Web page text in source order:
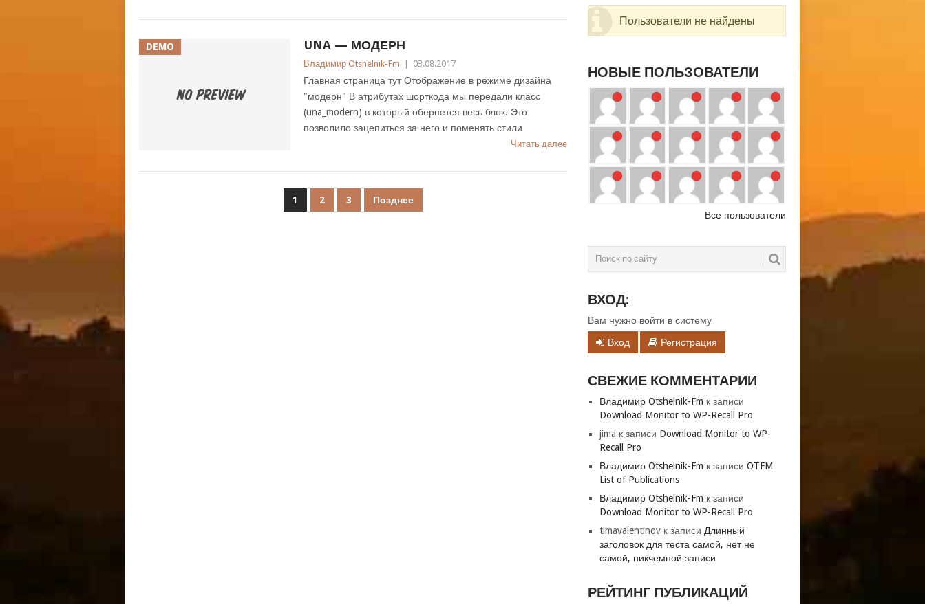
DEMO UNA — МОДЕРН
Владимир Otshelnik-Fm 03.08.2017
Главная страница тут Отображение в режиме дизайна
"модерн" В атрибутах шорткода мы передали класс
(una_modern) в который обернется весь блок. Это
позволило зацепиться за него и поменять стили
Читать далее
1 2 3 Позднее
Пользователи не найдены
НОВЫЕ ПОЛЬЗОВАТЕЛИ
Все пользователи
ВХОД:
Вам нужно войти в систему
Вход
Регистрация
СВЕЖИЕ КОММЕНТАРИИ
Владимир Otshelnik-Fm к записи
Download Monitor to WP-Recall Pro
jima к записи Download Monitor to WP-
Recall Pro
Владимир Otshelnik-Fm к записиOTFM
List of Publications
Владимир Otshelnik-Fm к записи
Download Monitor to WP-Recall Pro
timavalentinov к записи Длинный
заголовок для теста самой, нет не
самой, никчемной записи
РЕЙТИНГ ПУБЛИКАЦИЙ